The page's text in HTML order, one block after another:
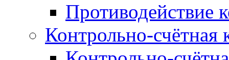
Противодействие
Контрольно-счётная